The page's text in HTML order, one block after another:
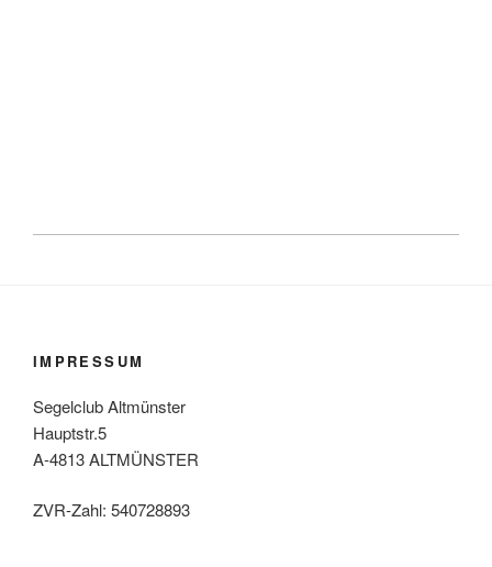
IMPRESSUM
Segelclub Altmünster
Hauptstr.5
A-4813 ALTMÜNSTER
ZVR-Zahl: 540728893